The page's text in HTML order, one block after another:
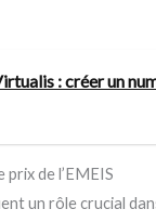
: créer un
de l’EMEIS
un rôle crucial